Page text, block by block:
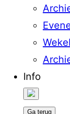
Info
Ga terug